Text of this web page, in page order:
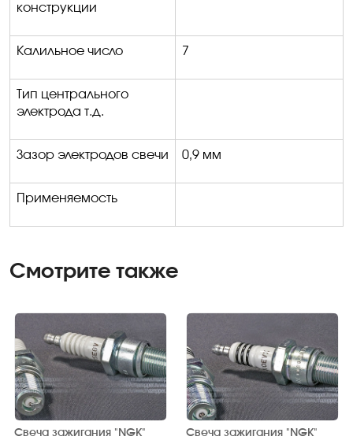
конструкции
Калильное число 7
Тип центрального
электрода т.д.
Зазор электродов свечи 0,9 мм
Применяемость
Смотрите также
Свеча зажигания "NGK"
Свеча зажигания "NGK"